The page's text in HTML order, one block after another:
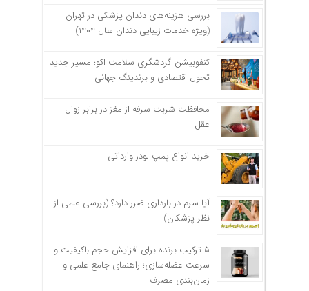
بررسی هزینه‌های دندان پزشکی در تهران
(ویژه خدمات زیبایی دندان سال ۱۴۰۴)
کنفوبیشن گردشگری سلامت اکو؛ مسیر جدید
تحول اقتصادی و برندینگ جهانی
محافظت شربت سرفه از مغز در برابر زوال
عقل
خرید انواع پمپ لودر وارداتی
آیا سرم در بارداری ضرر دارد؟ (بررسی علمی از
نظر پزشکان)
۵ ترکیب برنده برای افزایش حجم باکیفیت و
سرعت عضله‌سازی؛ راهنمای جامع علمی و
زمان‌بندی مصرف